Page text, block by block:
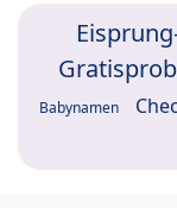
Babynamen